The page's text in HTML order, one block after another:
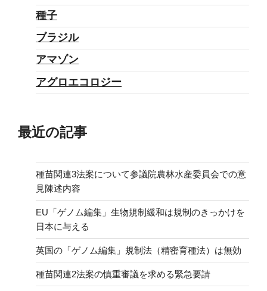
種子
ブラジル
アマゾン
アグロエコロジー
最近の記事
種苗関連3法案について参議院農林水産委員会での意
見陳述内容
EU「ゲノム編集」生物規制緩和は規制のきっかけを
日本に与える
英国の「ゲノム編集」規制法（精密育種法）は無効
種苗関連2法案の慎重審議を求める緊急要請